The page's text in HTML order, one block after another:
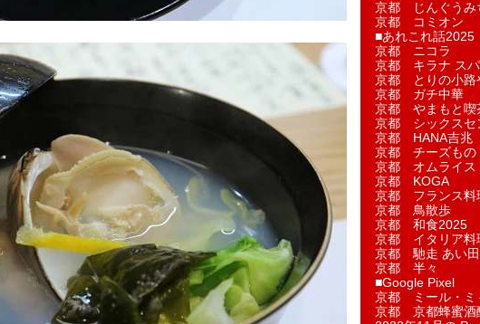
京都 じんぐうみ
京都 コミオン
■あれこれ話2025
京都 ニコラ
京都 キラナ スパ
京都 とりの小路
京都 ガチ中華
京都 やまもと喫
京都 シックスセ
京都 HANA吉兆
京都 チーズもの
京都 オムライス
京都 KOGA
京都 フランス料
京都 鳥散歩
京都 和食2025
京都 イタリア料
京都 馳走 あい田
京都 半々
■Google Pixel
京都 ミール・ミ
京都 京都蜂蜜酒